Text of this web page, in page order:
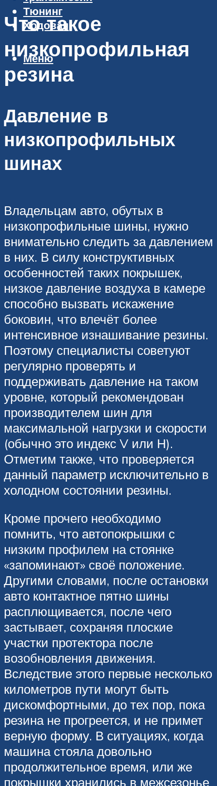
Тюнинг
Ходовая
Меню
Что такое
низкопрофильная
резина
Давление в
низкопрофильных
шинах
Владельцам авто, обутых в
низкопрофильные шины, нужно
внимательно следить за давлением
в них. В силу конструктивных
особенностей таких покрышек,
низкое давление воздуха в камере
способно вызвать искажение
боковин, что влечёт более
интенсивное изнашивание резины.
Поэтому специалисты советуют
регулярно проверять и
поддерживать давление на таком
уровне, который рекомендован
производителем шин для
максимальной нагрузки и скорости
(обычно это индекс V или Н).
Отметим также, что проверяется
данный параметр исключительно в
холодном состоянии резины.
Кроме прочего необходимо
помнить, что автопокрышки с
низким профилем на стоянке
«запоминают» своё положение.
Другими словами, после остановки
авто контактное пятно шины
расплющивается, после чего
застывает, сохраняя плоские
участки протектора после
возобновления движения.
Вследствие этого первые несколько
километров пути могут быть
дискомфортными, до тех пор, пока
резина не прогреется, и не примет
верную форму. В ситуациях, когда
машина стояла довольно
продолжительное время, или же
покрышки хранились в межсезонье